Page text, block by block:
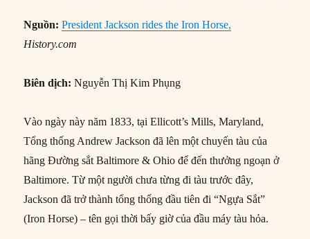
Nguồn: President Jackson rides the Iron Horse,
History.com
Biên dịch: Nguyễn Thị Kim Phụng
Vào ngày này năm 1833, tại Ellicott’s Mills, Maryland,
Tổng thống Andrew Jackson đã lên một chuyến tàu của
hãng Đường sắt Baltimore & Ohio để đến thưởng ngoạn ở
Baltimore. Từ một người chưa từng đi tàu trước đây,
Jackson đã trở thành tổng thống đầu tiên đi “Ngựa Sắt”
(Iron Horse) – tên gọi thời bấy giờ của đầu máy tàu hỏa.